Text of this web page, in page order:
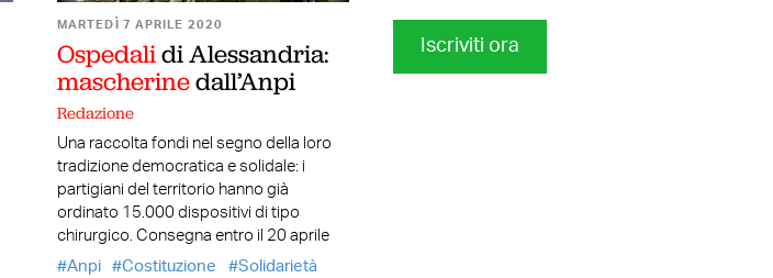
MARTEDÌ 7 APRILE 2020
Ospedalidi Alessandria:
mascherinedall’Anpi
Redazione
Una raccolta fondi nel segno della loro
tradizione democratica e solidale: i
partigiani del territorio hanno già
ordinato 15.000 dispositivi di tipo
chirurgico. Consegna entro il 20 aprile
Anpi
Costituzione Solidarietà
Iscriviti ora